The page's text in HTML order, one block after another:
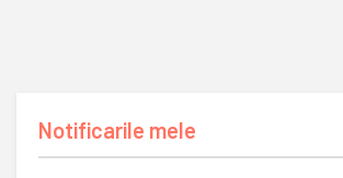
Notificarile mele